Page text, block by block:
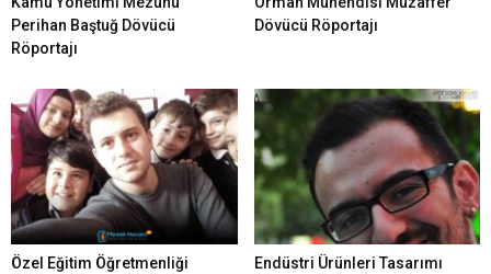
Perihan Baştuğ Dövücü
Röportajı
Dövücü Röportajı
Özel Eğitim Öğretmenliği
Endüstri Ürünleri Tasarımı